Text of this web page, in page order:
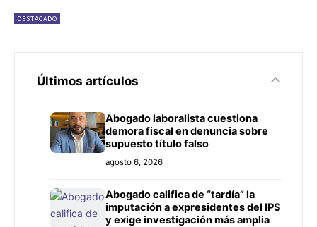
DESTACADO
Últimos artículos
Abogado laboralista cuestiona
demora fiscal en denuncia sobre
supuesto título falso
agosto 6, 2026
Abogado califica de “tardía” la
imputación a expresidentes del IPS
y exige investigación más amplia